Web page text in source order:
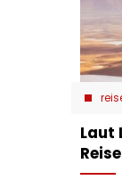
Laut